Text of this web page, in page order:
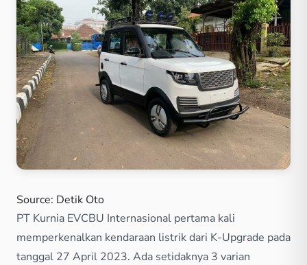
Source: Detik Oto
PT Kurnia EVCBU Internasional pertama kali
memperkenalkan kendaraan listrik dari K-Upgrade pada
tanggal 27 April 2023. Ada setidaknya 3 varian